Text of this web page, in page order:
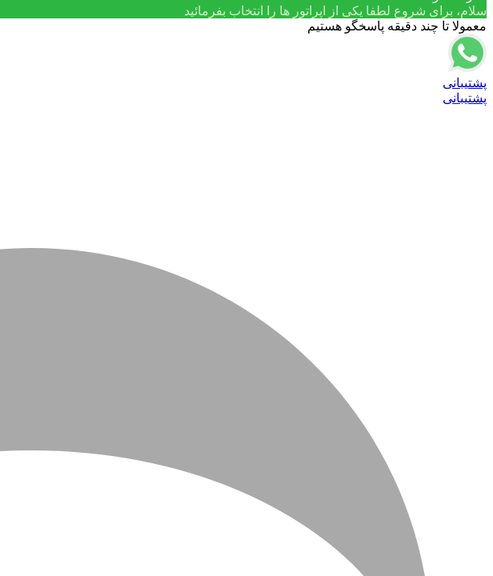
سلام، برای شروع لطفا یکی از اپراتور ها را انتخاب بفرمائید
معمولا تا چند دقیقه پاسخگو هستیم
پشتیبانی
پشتیبانی